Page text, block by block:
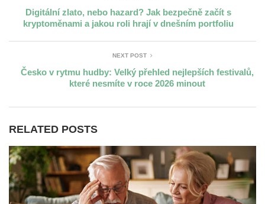
Digitální zlato, nebo hazard? Jak bezpečně začít s
kryptoměnami a jakou roli hrají v dnešním portfoliu
NEXT POST
Česko v rytmu hudby: Velký přehled nejlepších festivalů,
které nesmíte v roce 2026 minout
RELATED POSTS